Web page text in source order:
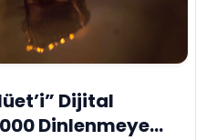
Dijital
Dinlenmeye